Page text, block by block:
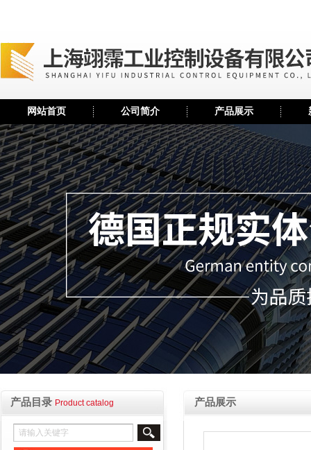
网站首页 公司简介 产品展示
产品目录 Product catalog 产品展示